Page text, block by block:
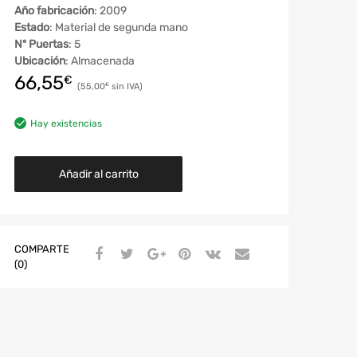
Año fabricación: 2009
Estado: Material de segunda mano
Nº Puertas: 5
Ubicación: Almacenada
66,55€ 55,00€
Hay existencias
Añadir al carrito
COMPARTE
(0)